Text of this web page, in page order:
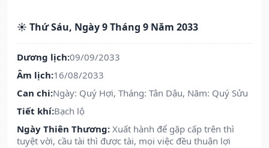
☀️ Thứ Sáu, Ngày 9 Tháng 9 Năm 2033
Dương lịch:09/09/2033
Âm lịch:16/08/2033
Can chi:Ngày: Quý Hợi, Tháng: Tân Dậu, Năm: Quý Sửu
Tiết khí:Bạch lộ
Ngày Thiên Thương: Xuất hành để gặp cấp trên thì
tuyệt vời, cầu tài thì được tài, mọi việc đều thuận lợi